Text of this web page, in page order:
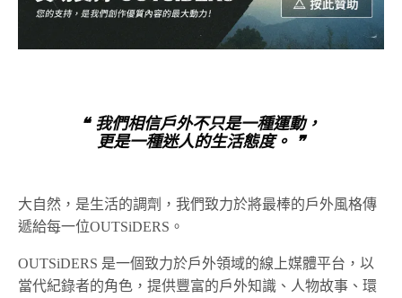
❝ 我們相信戶外不只是一種運動，
更是一種迷人的生活態度。 ❞
大自然，是生活的調劑，我們致力於將最棒的戶外風格傳
遞給每一位OUTSiDERS。
OUTSiDERS 是一個致力於戶外領域的線上媒體平台，以
當代紀錄者的角色，提供豐富的戶外知識、人物故事、環